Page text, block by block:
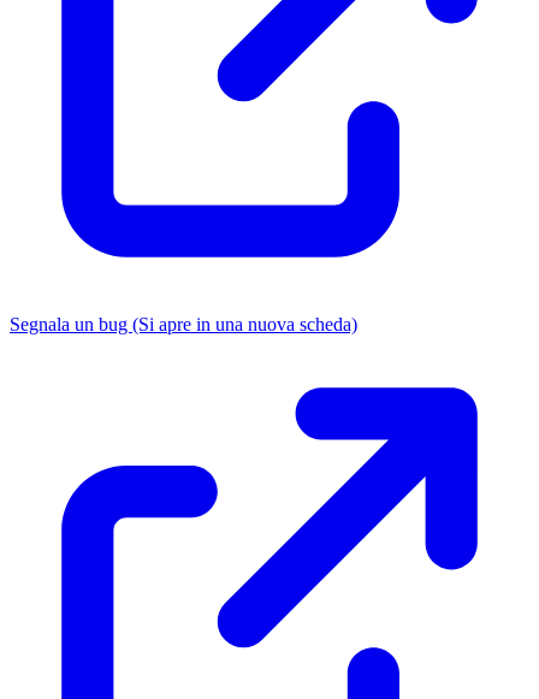
Segnala un bug (Si apre in una nuova scheda)